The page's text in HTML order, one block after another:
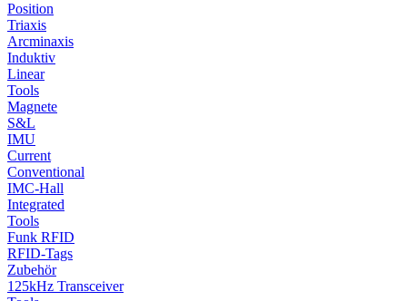
Position
Triaxis
Arcminaxis
Induktiv
Linear
Tools
Magnete
S&L
IMU
Current
Conventional
IMC-Hall
Integrated
Tools
Funk RFID
RFID-Tags
Zubehör
125kHz Transceiver